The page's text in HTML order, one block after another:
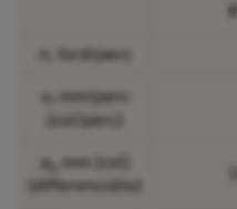
, ford/perc
v
mm/perc
(col/perc)
a
mm (col)
(differenciális)